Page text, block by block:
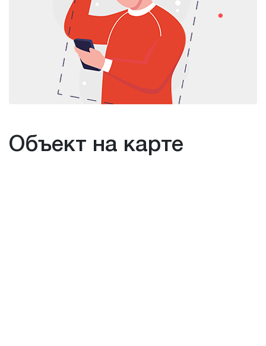
Объект на карте